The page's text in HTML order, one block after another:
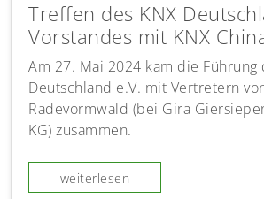
Treffen des KNX
Vorstandes mit KNX
Am 27. Mai 2024 kam die Führung
Deutschland e.V. mit Vertretern
Radevormwald (bei Gira
KG) zusammen.
weiterlesen